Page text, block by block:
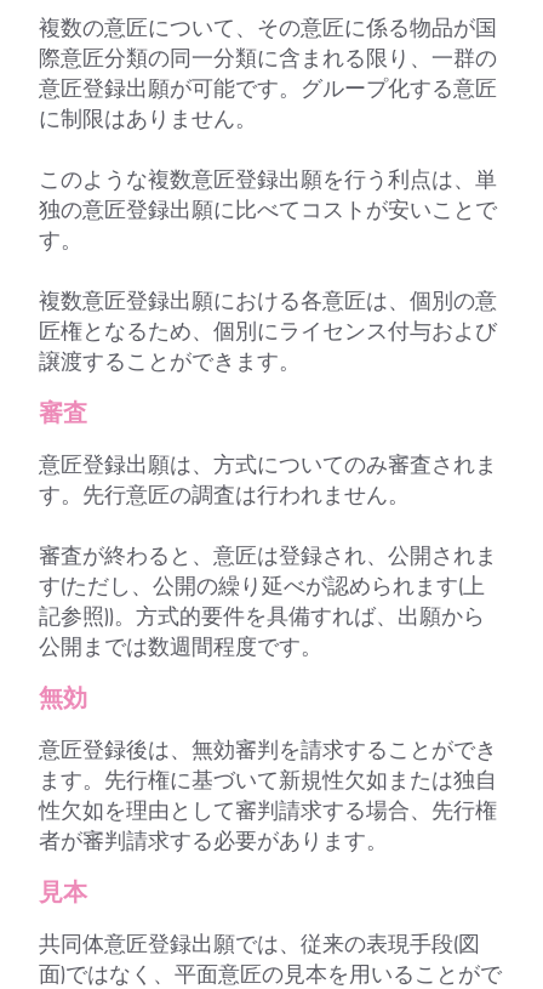
複数の意匠について、その意匠に係る物品が国
際意匠分類の同一分類に含まれる限り、一群の
意匠登録出願が可能です。グループ化する意匠
に制限はありません。
このような複数意匠登録出願を行う利点は、単
独の意匠登録出願に比べてコストが安いことで
す。
複数意匠登録出願における各意匠は、個別の意
匠権となるため、個別にライセンス付与および
譲渡することができます。
審査
意匠登録出願は、方式についてのみ審査されま
す。先行意匠の調査は行われません。
審査が終わると、意匠は登録され、公開されま
す(ただし、公開の繰り延べが認められます(上
記参照))。方式的要件を具備すれば、出願から
公開までは数週間程度です。
無効
意匠登録後は、無効審判を請求することができ
ます。先行権に基づいて新規性欠如または独自
性欠如を理由として審判請求する場合、先行権
者が審判請求する必要があります。
見本
共同体意匠登録出願では、従来の表現手段(図
面)ではなく、平面意匠の見本を用いることがで